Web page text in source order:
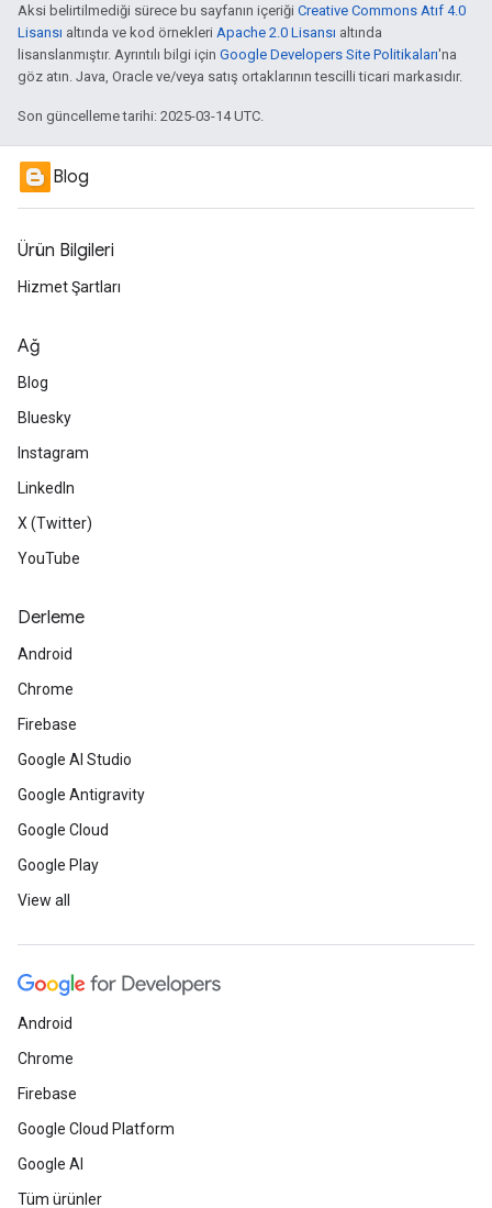
Aksi belirtilmediği sürece bu sayfanın içeriği Creative Commons Atıf 4.0
Lisansı altında ve kod örnekleri Apache 2.0 Lisansı altında
lisanslanmıştır. Ayrıntılı bilgi için Google Developers Site Politikaları'na
göz atın. Java, Oracle ve/veya satış ortaklarının tescilli ticari markasıdır.
Son güncelleme tarihi: 2025-03-14 UTC.
Blog
Ürün Bilgileri
Hizmet Şartları
Ağ
Blog
Bluesky
Instagram
LinkedIn
X (Twitter)
YouTube
Derleme
Android
Chrome
Firebase
Google AI Studio
Google Antigravity
Google Cloud
Google Play
View all
Android
Chrome
Firebase
Google Cloud Platform
Google AI
Tüm ürünler